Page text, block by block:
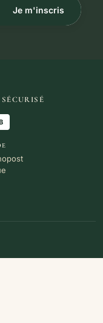
Je m'inscris